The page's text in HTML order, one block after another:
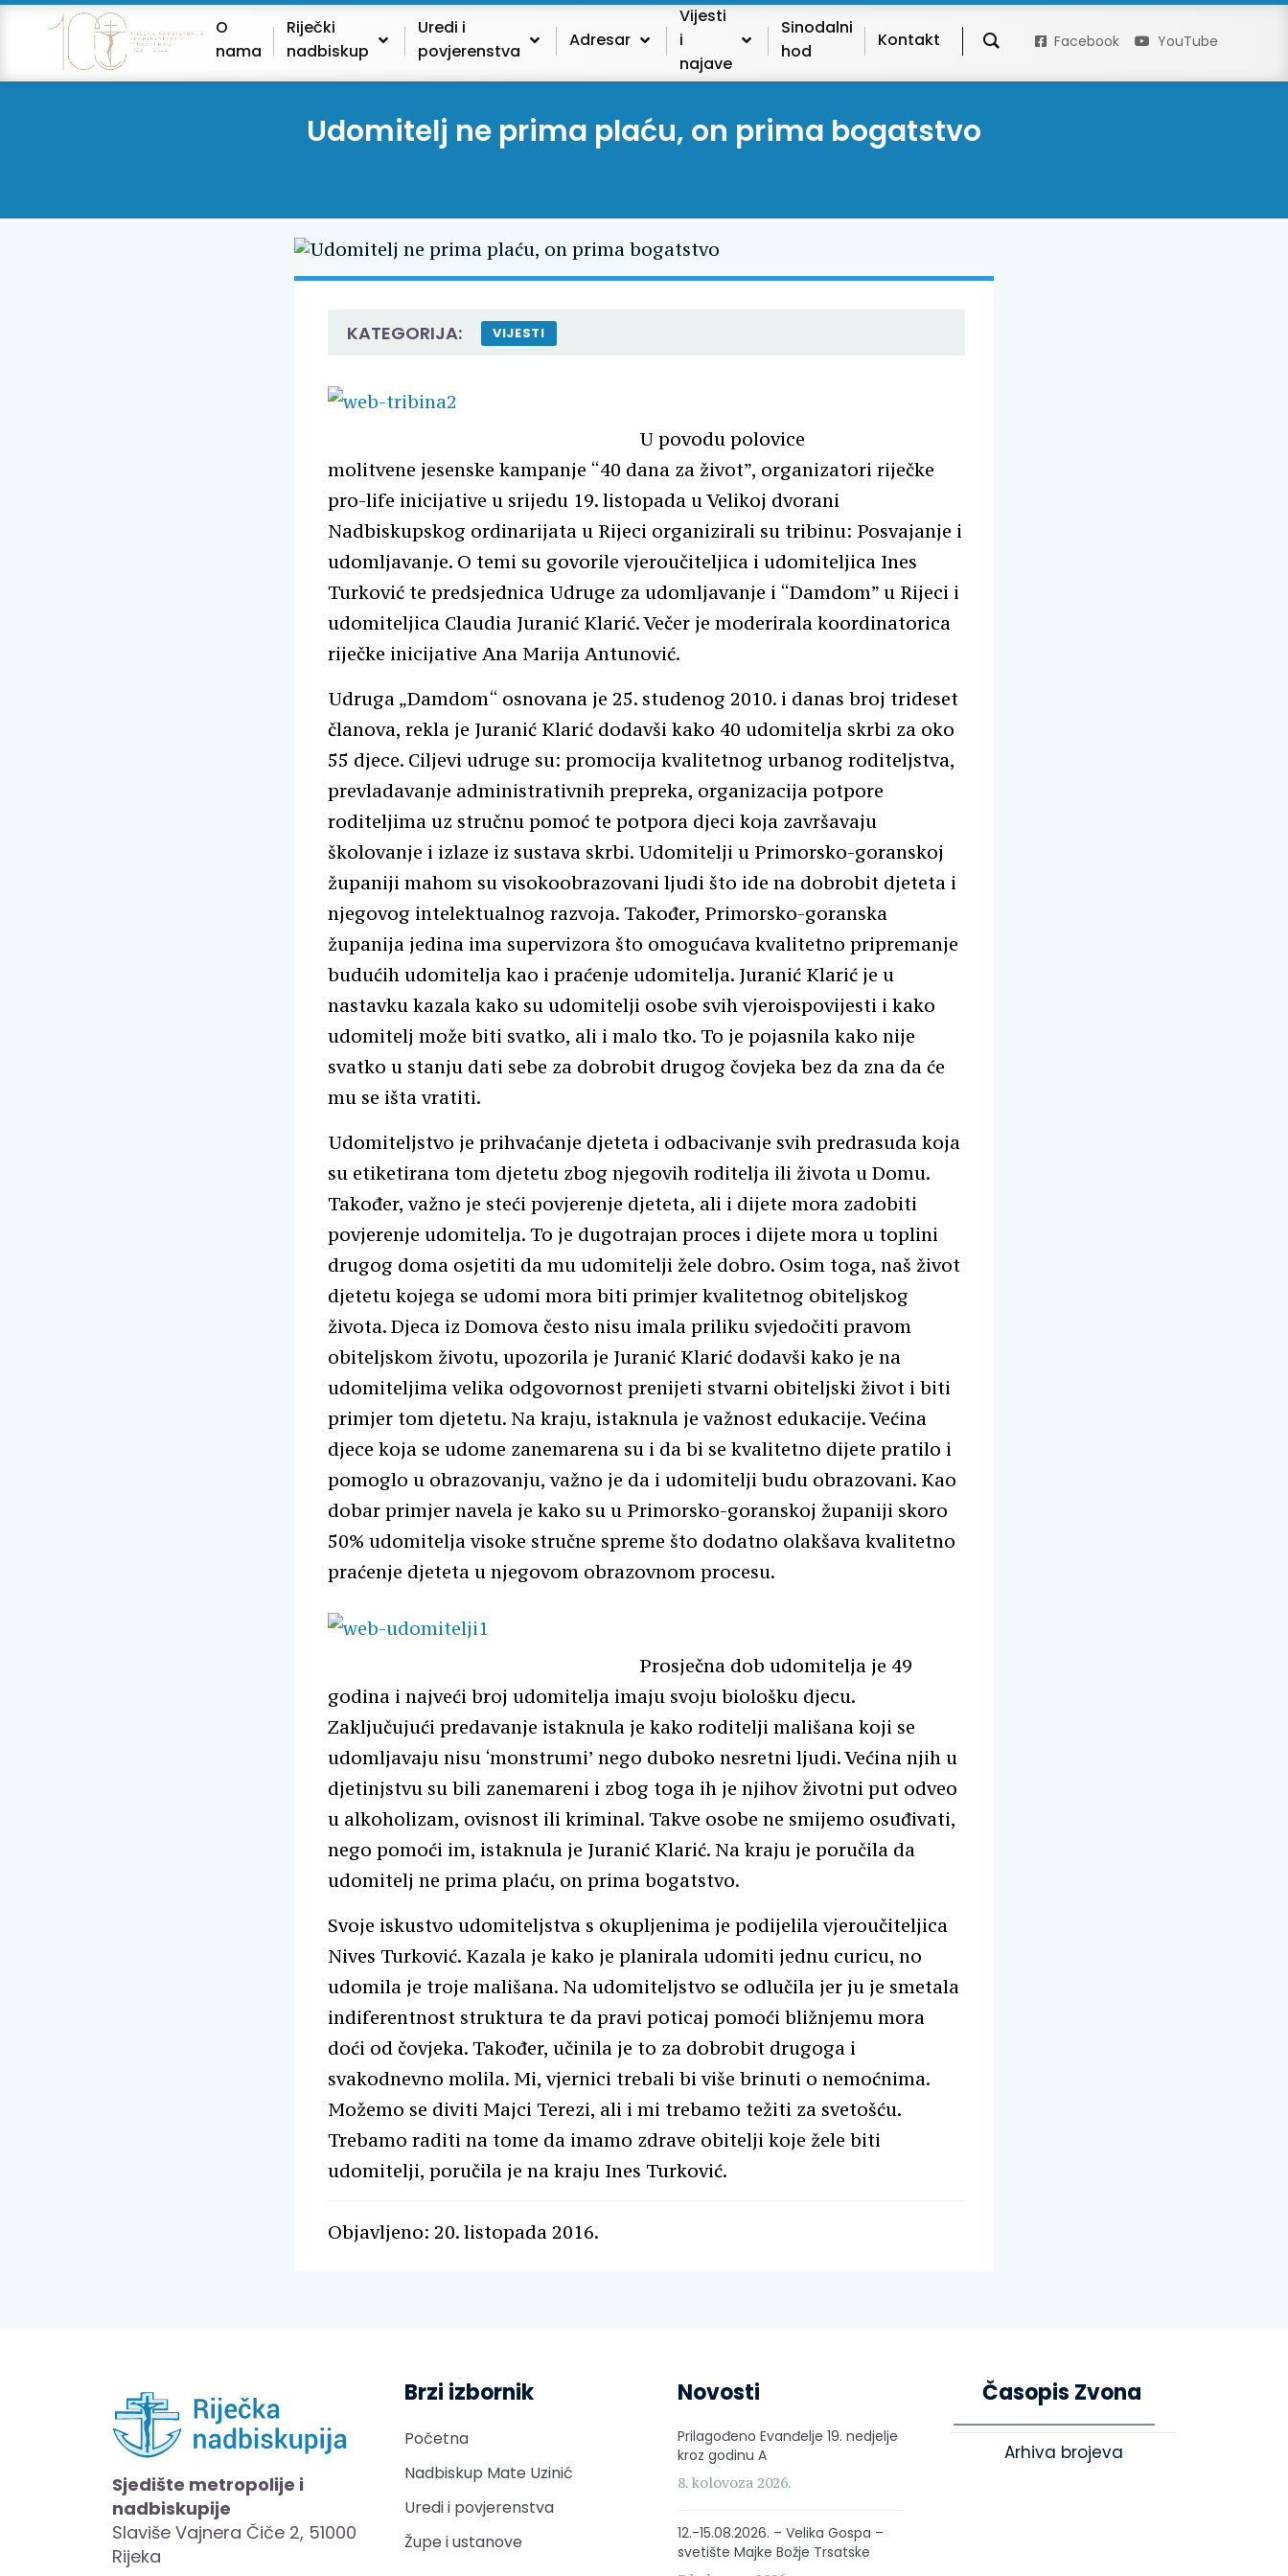
O
nama
Riječki
nadbiskup
Uredi i
povjerenstva
Adresar
Vijesti
i
najave
Sinodalni
hod
Kontakt Facebook YouTube
Udomitelj ne prima plaću, on prima bogatstvo
KATEGORIJA: VIJESTI
U povodu polovice
molitvene jesenske kampanje “40 dana za život”, organizatori riječke
pro-life inicijative u srijedu 19. listopada u Velikoj dvorani
Nadbiskupskog ordinarijata u Rijeci organizirali su tribinu: Posvajanje i
udomljavanje. O temi su govorile vjeroučiteljica i udomiteljica Ines
Turković te predsjednica Udruge za udomljavanje i “Damdom” u Rijeci i
udomiteljica Claudia Juranić Klarić. Večer je moderirala koordinatorica
riječke inicijative Ana Marija Antunović.
Udruga „Damdom“ osnovana je 25. studenog 2010. i danas broj trideset
članova, rekla je Juranić Klarić dodavši kako 40 udomitelja skrbi za oko
55 djece. Ciljevi udruge su: promocija kvalitetnog urbanog roditeljstva,
prevladavanje administrativnih prepreka, organizacija potpore
roditeljima uz stručnu pomoć te potpora djeci koja završavaju
školovanje i izlaze iz sustava skrbi. Udomitelji u Primorsko-goranskoj
županiji mahom su visokoobrazovani ljudi što ide na dobrobit djeteta i
njegovog intelektualnog razvoja. Također, Primorsko-goranska
županija jedina ima supervizora što omogućava kvalitetno pripremanje
budućih udomitelja kao i praćenje udomitelja. Juranić Klarić je u
nastavku kazala kako su udomitelji osobe svih vjeroispovijesti i kako
udomitelj može biti svatko, ali i malo tko. To je pojasnila kako nije
svatko u stanju dati sebe za dobrobit drugog čovjeka bez da zna da će
mu se išta vratiti.
Udomiteljstvo je prihvaćanje djeteta i odbacivanje svih predrasuda koja
su etiketirana tom djetetu zbog njegovih roditelja ili života u Domu.
Također, važno je steći povjerenje djeteta, ali i dijete mora zadobiti
povjerenje udomitelja. To je dugotrajan proces i dijete mora u toplini
drugog doma osjetiti da mu udomitelji žele dobro. Osim toga, naš život
djetetu kojega se udomi mora biti primjer kvalitetnog obiteljskog
života. Djeca iz Domova često nisu imala priliku svjedočiti pravom
obiteljskom životu, upozorila je Juranić Klarić dodavši kako je na
udomiteljima velika odgovornost prenijeti stvarni obiteljski život i biti
primjer tom djetetu. Na kraju, istaknula je važnost edukacije. Većina
djece koja se udome zanemarena su i da bi se kvalitetno dijete pratilo i
pomoglo u obrazovanju, važno je da i udomitelji budu obrazovani. Kao
dobar primjer navela je kako su u Primorsko-goranskoj županiji skoro
50% udomitelja visoke stručne spreme što dodatno olakšava kvalitetno
praćenje djeteta u njegovom obrazovnom procesu.
Prosječna dob udomitelja je 49
godina i najveći broj udomitelja imaju svoju biološku djecu.
Zaključujući predavanje istaknula je kako roditelji mališana koji se
udomljavaju nisu ‘monstrumi’ nego duboko nesretni ljudi. Većina njih u
djetinjstvu su bili zanemareni i zbog toga ih je njihov životni put odveo
u alkoholizam, ovisnost ili kriminal. Takve osobe ne smijemo osuđivati,
nego pomoći im, istaknula je Juranić Klarić. Na kraju je poručila da
udomitelj ne prima plaću, on prima bogatstvo.
Svoje iskustvo udomiteljstva s okupljenima je podijelila vjeroučiteljica
Nives Turković. Kazala je kako je planirala udomiti jednu curicu, no
udomila je troje mališana. Na udomiteljstvo se odlučila jer ju je smetala
indiferentnost struktura te da pravi poticaj pomoći bližnjemu mora
doći od čovjeka. Također, učinila je to za dobrobit drugoga i
svakodnevno molila. Mi, vjernici trebali bi više brinuti o nemoćnima.
Možemo se diviti Majci Terezi, ali i mi trebamo težiti za svetošću.
Trebamo raditi na tome da imamo zdrave obitelji koje žele biti
udomitelji, poručila je na kraju Ines Turković.
Objavljeno: 20. listopada 2016.
Sjedište metropolije i
nadbiskupije
Slaviše Vajnera Čiče 2, 51000
Rijeka
Brzi izbornik
Početna
Nadbiskup Mate Uzinić
Uredi i povjerenstva
Župe i ustanove
Novosti
Prilagođeno Evanđelje 19. nedjelje
kroz godinu A
8. kolovoza 2026.
12.-15.08.2026. – Velika Gospa –
svetište Majke Božje Trsatske
Časopis Zvona
Arhiva brojeva